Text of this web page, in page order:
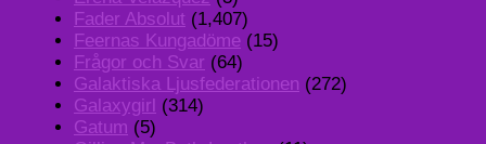
Fader Absolut (1,407)
Feernas Kungadöme (15)
Frågor och Svar (64)
Galaktiska Ljusfederationen (272)
Galaxygirl (314)
Gatum (5)